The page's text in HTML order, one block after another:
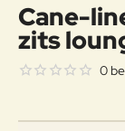
Cane-
zits
0